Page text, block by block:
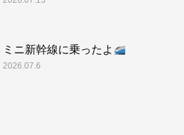
ミニ新幹線に乗ったよ
2026.07.6